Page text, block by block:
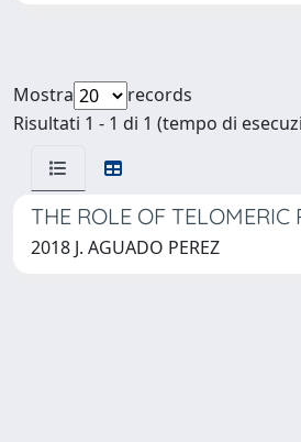
Mostra
records
Risultati 1 - 1 di 1 (tempo di
THE ROLE OF
2018 J. AGUADO PEREZ